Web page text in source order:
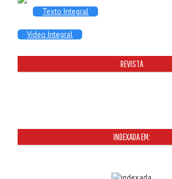
Texto Integral
Video Integral
REVISTA
INDEXADA EM: